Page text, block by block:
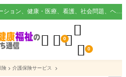
介護保険、福祉情勢、リハビリテーション、健康・医療、看護、社会問題、ヘルスケア業界など様々な切り口から役立つ情報を配信。
  0

 0
険 介護保険サービス